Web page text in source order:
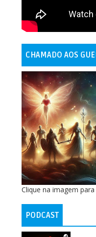
CHAMADO AOS
Clique na imagem
PODCAST